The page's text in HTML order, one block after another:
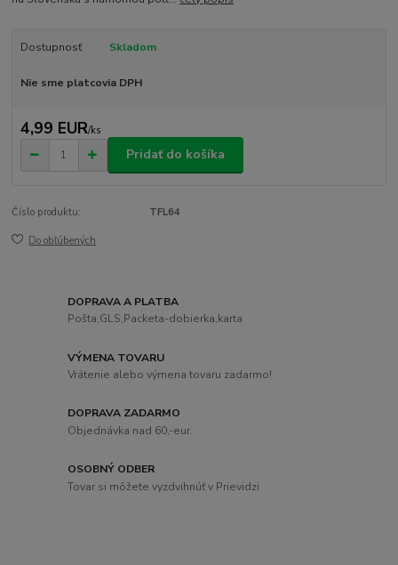
Dostupnosť Skladom
Nie sme platcovia DPH
4,99 EUR/ks
Pridať do košíka
Číslo produktu: TFL64
Do obľúbených
DOPRAVA A PLATBA
Pošta,GLS,Packeta-dobierka,karta
VÝMENA TOVARU
Vrátenie alebo výmena tovaru zadarmo!
DOPRAVA ZADARMO
Objednávka nad 60,-eur.
OSOBNÝ ODBER
Tovar si môžete vyzdvihnúť v Prievidzi